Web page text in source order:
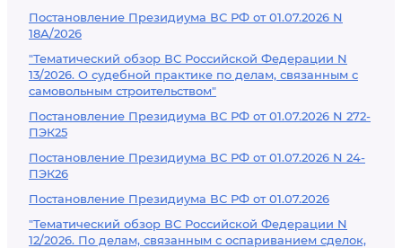
Постановление Президиума ВС РФ от 01.07.2026 N
18А/2026
"Тематический обзор ВС Российской Федерации N
13/2026. О судебной практике по делам, связанным с
самовольным строительством"
Постановление Президиума ВС РФ от 01.07.2026 N 272-
ПЭК25
Постановление Президиума ВС РФ от 01.07.2026 N 24-
ПЭК26
Постановление Президиума ВС РФ от 01.07.2026
"Тематический обзор ВС Российской Федерации N
12/2026. По делам, связанным с оспариванием сделок,